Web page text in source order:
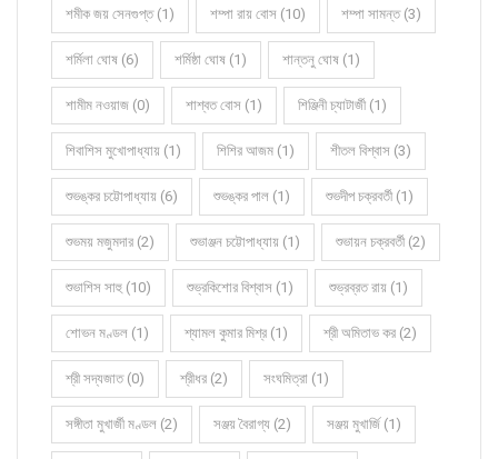
শমীক জয় সেনগুপ্ত (1) শম্পা রায় বোস (10) শম্পা সামন্ত (3)
শর্মিলা ঘোষ (6) শর্মিষ্ঠা ঘোষ (1) শান্তনু ঘোষ (1)
শামীম নওয়াজ (0) শাশ্বত বোস (1) শিঞ্জিনী চ্যাটার্জী (1)
শিবাশিস মুখোপাধ্যায় (1) শিশির আজম (1) শীতল বিশ্বাস (3)
শুভঙ্কর চট্টোপাধ্যায় (6) শুভঙ্কর পাল (1) শুভদীপ চক্রবর্তী (1)
শুভময় মজুমদার (2) শুভাঞ্জন চট্টোপাধ্যায় (1) শুভায়ন চক্রবর্তী (2)
শুভাশিস সাহু (10) শুভ্রকিশোর বিশ্বাস (1) শুভ্রব্রত রায় (1)
শোভন মণ্ডল (1) শ্যামল কুমার মিশ্র (1) শ্রী অমিতাভ কর (2)
শ্রী সদ্যজাত (0) শ্রীধর (2) সংঘমিত্রা (1)
সঙ্গীতা মুখার্জী মণ্ডল (2) সঞ্জয় বৈরাগ্য (2) সঞ্জয় মুখার্জি (1)